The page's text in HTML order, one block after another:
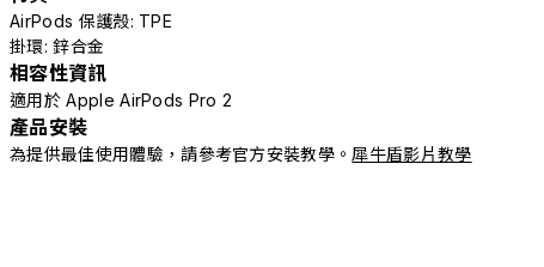
AirPods 保護殼: TPE
掛環: 鋅合金
相容性資訊
適用於 Apple AirPods Pro 2
產品安裝
為提供最佳使用體驗，請參考官方安裝教學。 犀牛盾影片教學